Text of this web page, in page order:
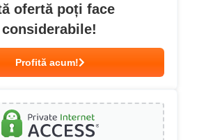
ofertă poți face
Profită acum!